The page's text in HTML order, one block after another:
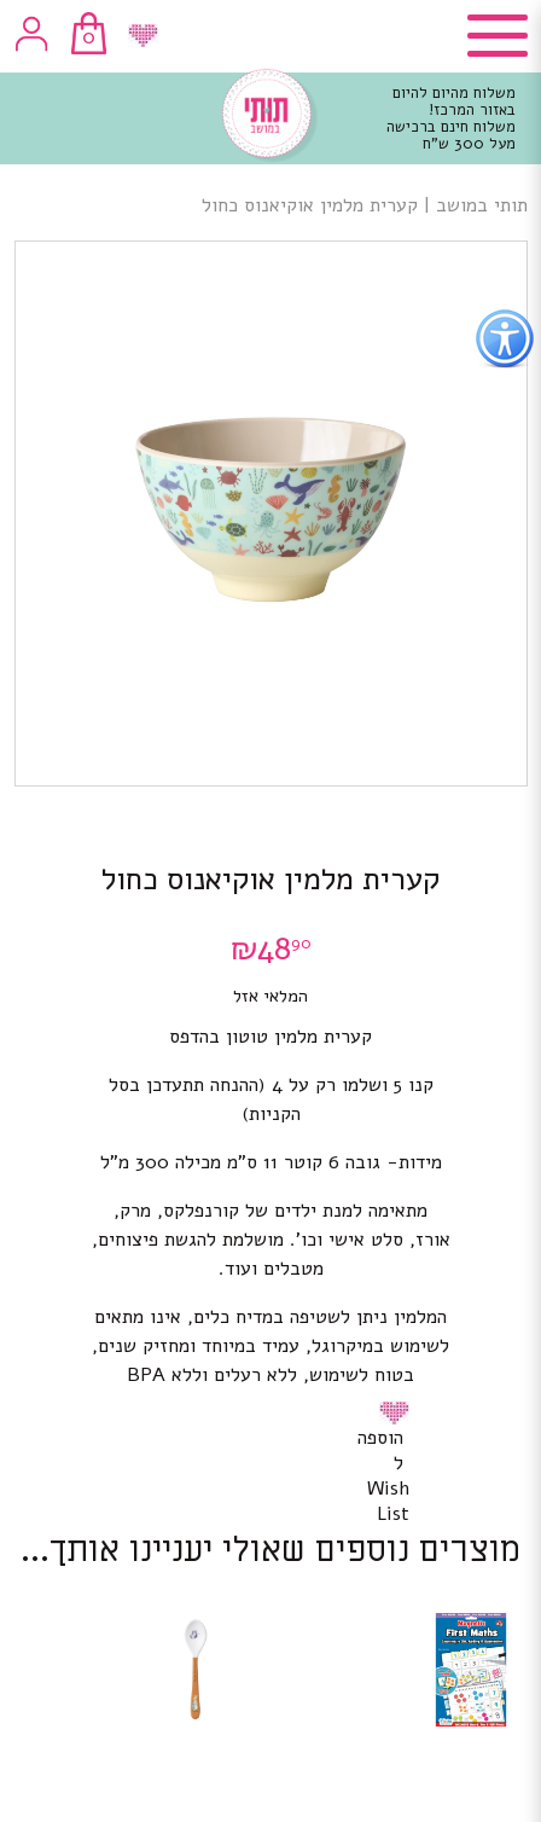
כפתור
לפתיחת
תפריט
נגישות
0
משלוח מהיום להיום
באזור המרכז!
משלוח חינם ברכישה
מעל 300 ש"ח
מרכזי
תותי במושב | קערית מלמין אוקיאנוס כחול
קערית מלמין אוקיאנוס כחול
₪4890
המלאי אזל
קערית מלמין טוטון בהדפס
קנו 5 ושלמו רק על 4 (ההנחה תתעדכן בסל
הקניות)
מידות- גובה 6 קוטר 11 ס”מ מכילה 300 מ”ל
מתאימה למנת ילדים של קורנפלקס, מרק,
אורז, סלט אישי וכו’. מושלמת להגשת פיצוחים,
מטבלים ועוד.
המלמין ניתן לשטיפה במדיח כלים, אינו מתאים
לשימוש במיקרוגל, עמיד במיוחד ומחזיק שנים,
בטוח לשימוש, ללא רעלים וללא BPA
הוספה
ל
Wish
List
מוצרים נוספים שאולי יעניינו אותך...